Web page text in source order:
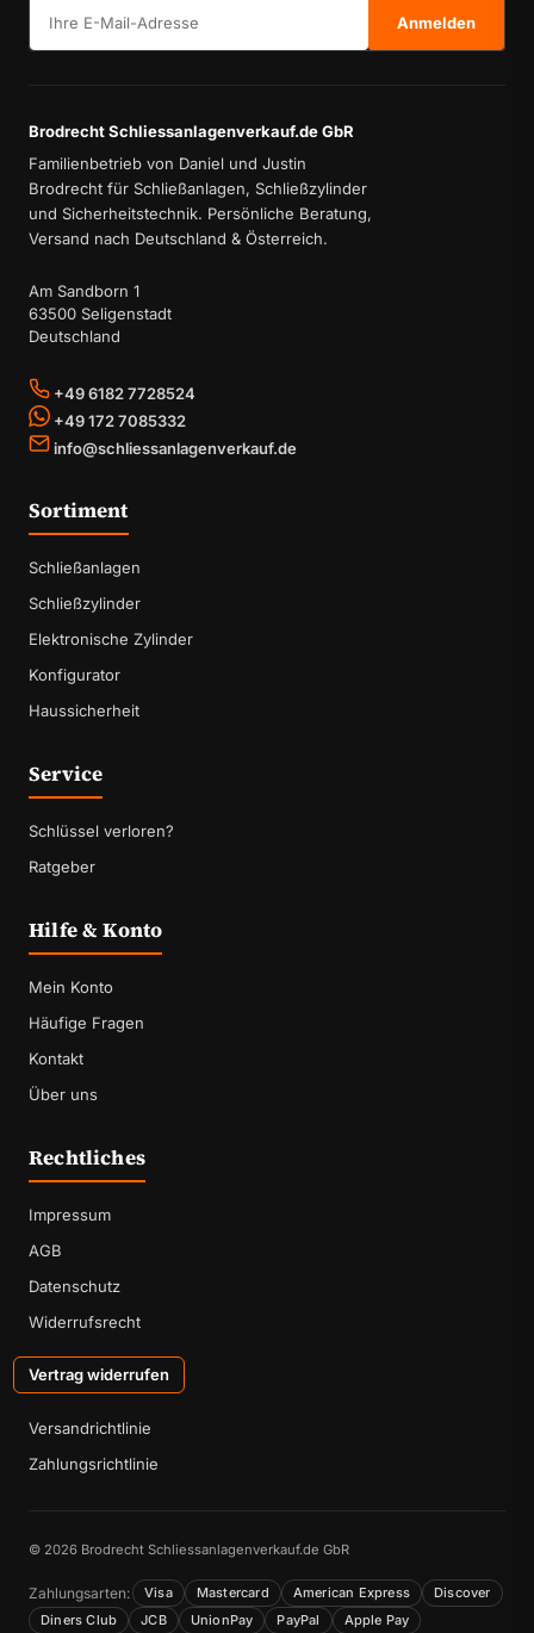
Anmelden
Brodrecht Schliessanlagenverkauf.de GbR
Familienbetrieb von Daniel und Justin
Brodrecht für Schließanlagen, Schließzylinder
und Sicherheitstechnik. Persönliche Beratung,
Versand nach Deutschland & Österreich.
Am Sandborn 1
63500 Seligenstadt
Deutschland
+49 6182 7728524
+49 172 7085332
info@schliessanlagenverkauf.de
Sortiment
Schließanlagen
Schließzylinder
Elektronische Zylinder
Konfigurator
Haussicherheit
Service
Schlüssel verloren?
Ratgeber
Hilfe & Konto
Mein Konto
Häufige Fragen
Kontakt
Über uns
Rechtliches
Impressum
AGB
Datenschutz
Widerrufsrecht
Vertrag widerrufen
Versandrichtlinie
Zahlungsrichtlinie
© 2026 Brodrecht Schliessanlagenverkauf.de GbR
Zahlungsarten: Visa Mastercard American Express
Discover
Diners Club
JCB UnionPay PayPal Apple Pay